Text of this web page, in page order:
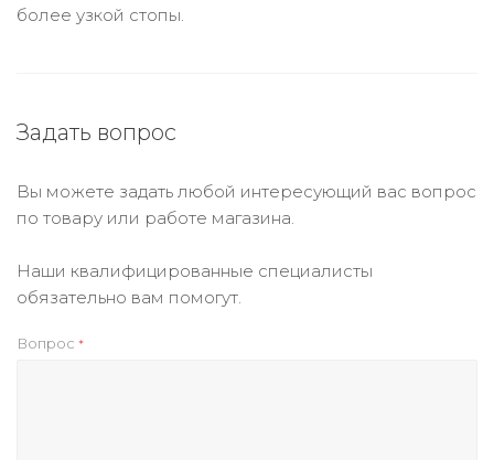
более узкой стопы.
Задать вопрос
Вы можете задать любой интересующий вас вопрос
по товару или работе магазина.
Наши квалифицированные специалисты
обязательно вам помогут.
Вопрос *